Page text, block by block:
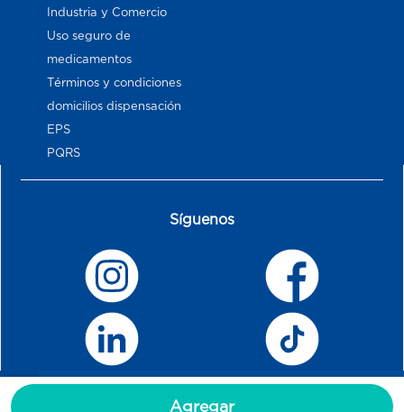
Agregar
Industria y Comercio
Uso seguro de
medicamentos
Términos y condiciones
domicilios dispensación
EPS
PQRS
Síguenos